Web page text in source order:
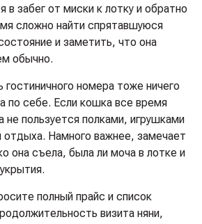
в забег от миски к лотку и обратно
сложно найти спрятавшуюся
и заметить, что она
обычно.
номера тоже ничего
по себе. Если кошка все время
не пользуется полками, игрушками
отдыха. Намного важнее, замечает
она съела, была ли моча в лотке и
полный прайс и список
визита няни,